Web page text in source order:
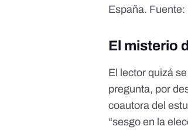
España.
El misterio
El lector quizá
pregunta, por
coautora del
“sesgo en la